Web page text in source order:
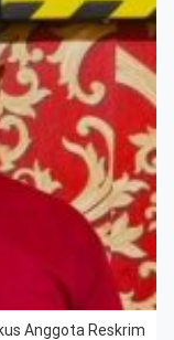
Anggota Reskrim